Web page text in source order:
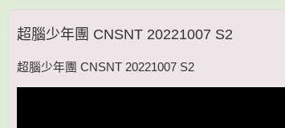
超腦少年團 CNSNT 20221007 S2
超腦少年團 CNSNT 20221007 S2